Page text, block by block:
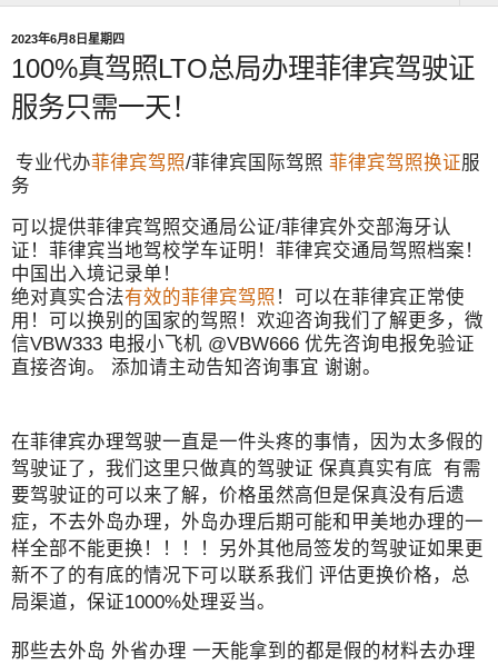
2023年6月8日星期四
100%真驾照LTO总局办理菲律宾驾驶证
服务只需一天！
专业代办菲律宾驾照/菲律宾国际驾照 菲律宾驾照换证服
务
可以提供菲律宾驾照交通局公证/菲律宾外交部海牙认
证！菲律宾当地驾校学车证明！菲律宾交通局驾照档案！
中国出入境记录单！
绝对真实合法有效的菲律宾驾照 ！可以在菲律宾正常使
用！可以换别的国家的驾照！欢迎咨询我们了解更多，微
信VBW333 电报小飞机 @VBW666 优先咨询电报免验证
直接咨询。 添加请主动告知咨询事宜 谢谢。
在菲律宾办理驾驶一直是一件头疼的事情，因为太多假的
驾驶证了，我们这里只做真的驾驶证 保真真实有底 有需
要驾驶证的可以来了解，价格虽然高但是保真没有后遗
症，不去外岛办理，外岛办理后期可能和甲美地办理的一
样全部不能更换！！！！另外其他局签发的驾驶证如果更
新不了的有底的情况下可以联系我们 评估更换价格，总
局渠道，保证1000%处理妥当。
那些去外岛 外省办理 一天能拿到的都是假的材料去办理